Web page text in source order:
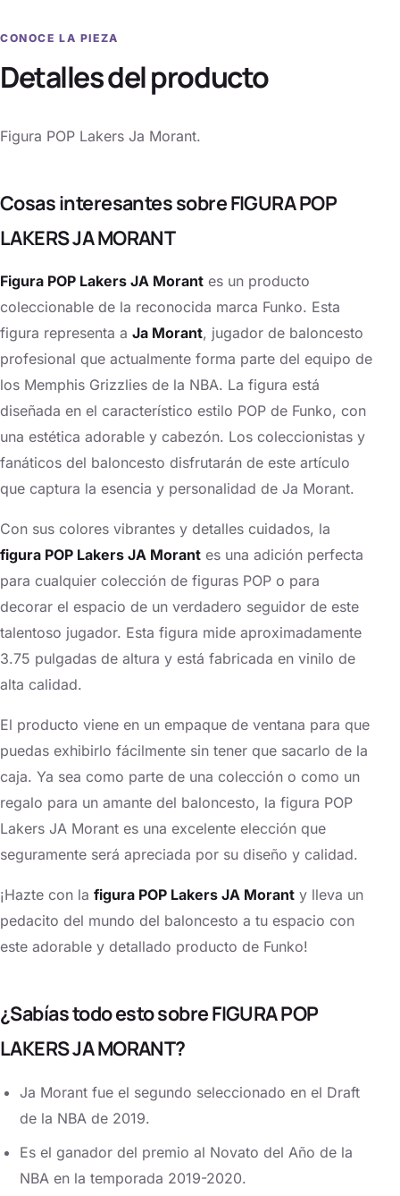
CONOCE LA PIEZA
Detalles del producto
Figura POP Lakers Ja Morant.
Cosas interesantes sobre FIGURA POP
LAKERS JA MORANT
Figura POP Lakers JA Morant es un producto
coleccionable de la reconocida marca Funko. Esta
figura representa a Ja Morant, jugador de baloncesto
profesional que actualmente forma parte del equipo de
los Memphis Grizzlies de la NBA. La figura está
diseñada en el característico estilo POP de Funko, con
una estética adorable y cabezón. Los coleccionistas y
fanáticos del baloncesto disfrutarán de este artículo
que captura la esencia y personalidad de Ja Morant.
Con sus colores vibrantes y detalles cuidados, la
figura POP Lakers JA Morant es una adición perfecta
para cualquier colección de figuras POP o para
decorar el espacio de un verdadero seguidor de este
talentoso jugador. Esta figura mide aproximadamente
3.75 pulgadas de altura y está fabricada en vinilo de
alta calidad.
El producto viene en un empaque de ventana para que
puedas exhibirlo fácilmente sin tener que sacarlo de la
caja. Ya sea como parte de una colección o como un
regalo para un amante del baloncesto, la figura POP
Lakers JA Morant es una excelente elección que
seguramente será apreciada por su diseño y calidad.
¡Hazte con la figura POP Lakers JA Morant y lleva un
pedacito del mundo del baloncesto a tu espacio con
este adorable y detallado producto de Funko!
¿Sabías todo esto sobre FIGURA POP
LAKERS JA MORANT?
Ja Morant fue el segundo seleccionado en el Draft
de la NBA de 2019.
Es el ganador del premio al Novato del Año de la
NBA en la temporada 2019-2020.